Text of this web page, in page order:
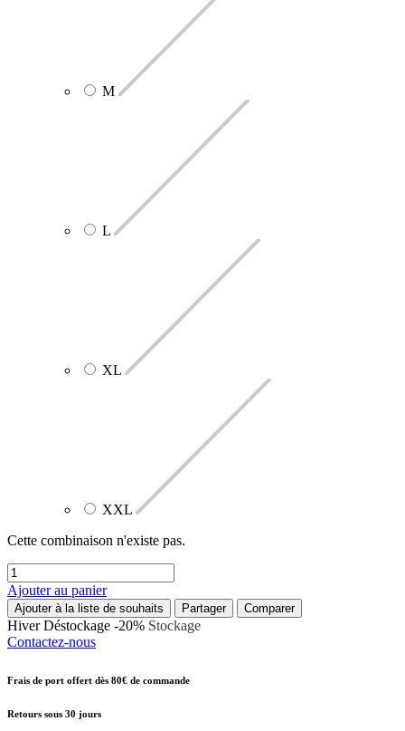
M
L
XL
XXL
Cette combinaison n'existe pas.
Ajouter au panier
Ajouter à la liste de souhaits Partager Comparer
Hiver Déstockage -20% Stockage
Contactez-nous
Frais de port offert dès 80€ de commande
Retours sous 30 jours